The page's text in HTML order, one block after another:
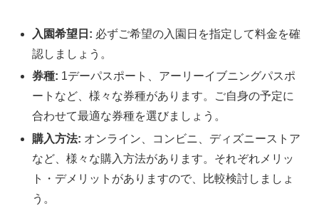
入園希望日: 必ずご希望の入園日を指定して料金を確
認しましょう。
券種: 1デーパスポート、アーリーイブニングパスポ
ートなど、様々な券種があります。ご自身の予定に
合わせて最適な券種を選びましょう。
購入方法: オンライン、コンビニ、ディズニーストア
など、様々な購入方法があります。それぞれメリッ
ト・デメリットがありますので、比較検討しましょ
う。